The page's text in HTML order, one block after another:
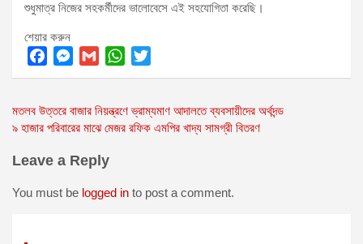
শুধুমাত্র নিজের সহকর্মীদের ভালোবেসে এই সহযোগিতা করেছি।
শেয়ার করুন
F
c
e
o
M
s
s
g
G
a
i
W
a
t
A
p
T
i
t
r
Post
navigation
মতলব উত্তরে বাজার নিয়ন্ত্রণে ভ্রাম্যমাণ আদালতে ব্যবসায়ীদের অর্থদন্ড
৯ হাজার পরিবারের মাঝে মেজর রফিক এমপির খাদ্য সামগ্রী বিতরণ
Leave a Reply
You must be logged in to post a comment.